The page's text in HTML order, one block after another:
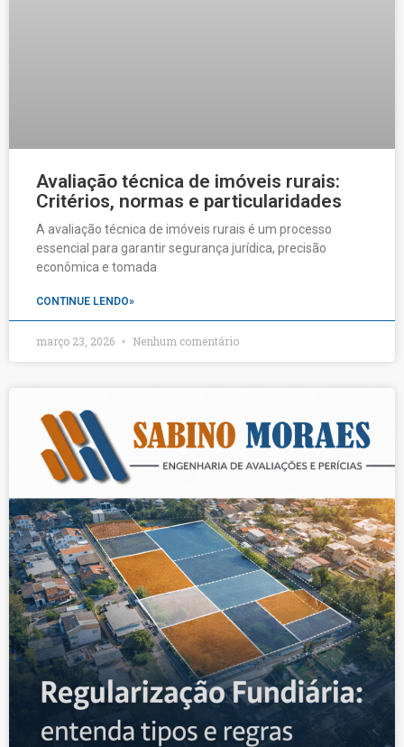
Avaliação técnica de imóveis rurais:
Critérios, normas e particularidades
A avaliação técnica de imóveis rurais é um processo
essencial para garantir segurança jurídica, precisão
econômica e tomada
CONTINUE LENDO»
março 23, 2026 Nenhum comentário